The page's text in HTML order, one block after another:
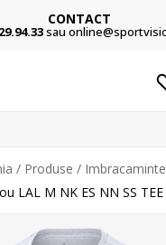
CONTACT
sau
Produse Imbracaminte
LAL M NK ES NN SS TEE